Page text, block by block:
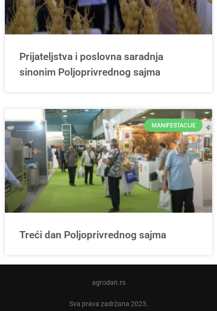
Prijateljstva i poslovna saradnja
sinonim Poljoprivrednog sajma
MANIFESTACIJE
Treći dan Poljoprivrednog sajma
agrodan.rs
Sva prava zadržana 2023.